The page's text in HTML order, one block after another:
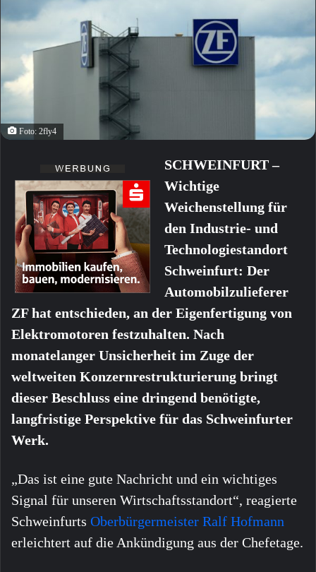
Foto: 2fly4
SCHWEINFURT –
Wichtige
Weichenstellung für
den Industrie- und
Technologiestandort
Schweinfurt: Der
Automobilzulieferer
ZF hat entschieden, an der Eigenfertigung von
Elektromotoren festzuhalten. Nach
monatelanger Unsicherheit im Zuge der
weltweiten Konzernrestrukturierung bringt
dieser Beschluss eine dringend benötigte,
langfristige Perspektive für das Schweinfurter
Werk.
„Das ist eine gute Nachricht und ein wichtiges
Signal für unseren Wirtschaftsstandort“, reagierte
Schweinfurts Oberbürgermeister Ralf Hofmann
erleichtert auf die Ankündigung aus der Chefetage.